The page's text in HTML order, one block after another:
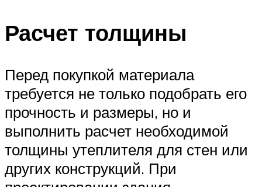
Расчет толщины
Перед покупкой материала
требуется не только подобрать его
прочность и размеры, но и
выполнить расчет необходимой
толщины утеплителя для стен или
других конструкций. При